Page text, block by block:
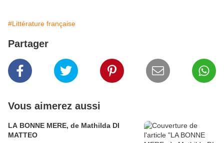
#Littérature française
Partager
Vous aimerez aussi
LA BONNE MERE, de Mathilda DI
MATTEO